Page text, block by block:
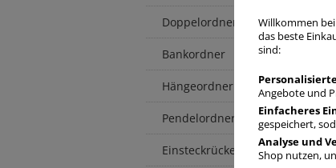
Doppelordner
Bankordner
Hängeordner
Pendelordner
Einsteckrückenschilder
Willkommen
das beste
sind:
Angebote und
Einfacheres
gespeichert,
Analyse und
Shop nutzen,